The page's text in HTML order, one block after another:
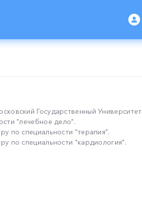
Государственный Университет
"лечебное дело".
по специальности "терапия".
по специальности "кардиология".